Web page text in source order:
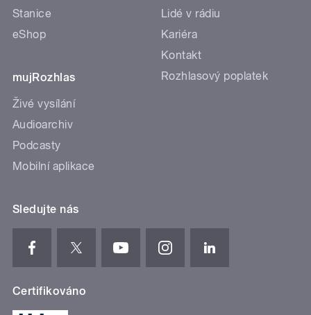
Stanice
eShop
mujRozhlas
Živé vysílání
Audioarchiv
Podcasty
Mobilní aplikace
Lidé v rádiu
Kariéra
Kontakt
Rozhlasový poplatek
Sledujte nás
Certifikováno